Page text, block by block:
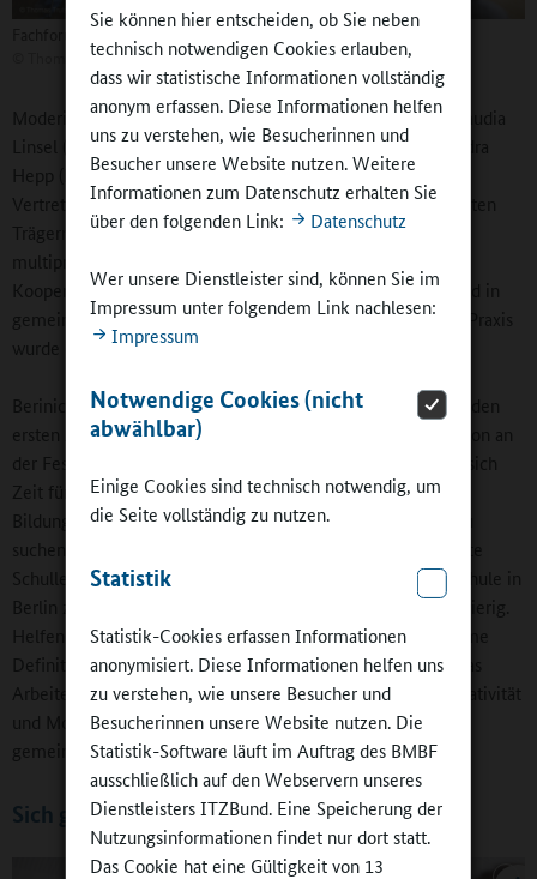
Sie können hier entscheiden, ob Sie neben
technisch notwendigen Cookies erlauben,
dass wir statistische Informationen vollständig
anonym erfassen. Diese Informationen helfen
uns zu verstehen, wie Besucherinnen und
Besucher unsere Website nutzen. Weitere
Informationen zum Datenschutz erhalten Sie
über den folgenden Link:
Datenschutz
Wer unsere Dienstleister sind, können Sie im
Impressum unter folgendem Link nachlesen:
Impressum
Notwendige Cookies (nicht
abwählbar)
Einige Cookies sind technisch notwendig, um
die Seite vollständig zu nutzen.
Statistik
Statistik-Cookies erfassen Informationen
anonymisiert. Diese Informationen helfen uns
zu verstehen, wie unsere Besucher und
Besucherinnen unsere Website nutzen. Die
Statistik-Software läuft im Auftrag des BMBF
ausschließlich auf den Webservern unseres
Dienstleisters ITZBund. Eine Speicherung der
Nutzungsinformationen findet nur dort statt.
Das Cookie hat eine Gültigkeit von 13
Fachforum mit Praxisbeispielen und Forschungsergebnissen
Thomas Trutschel/BMFSFJ/phototek.de
Moderiert von Dr. Judith Adamczyk (AWO) nahmen sich Claudia
Linsel (Deutscher Paritätischer Wohlfahrtsverband), Alexandra
Hepp (DRK) und Liane Muth (Deutscher Caritasverband) als
Vertreterinnen jener Verbände, die bundesweit zu den größten
Trägern von Ganztagsangeboten gehören, der Frage
multiprofessioneller Team- und Leitungsarbeit an. Die
Kooperationen seien noch zu wenig verbindlich geregelt und in
gemeinsamen Zielen abgestimmt, war ihre These. Aus der Praxis
wurde das bestätigt.
Berinice Gehrmann vom „Hort Feldmäuse“ in Potsdam: „In den
ersten Jahren scheiterte die Kooperation mit der Schule schon an
der Festlegung der Ziele.“ Sie ermunterte die Zuhörenden, sich
Zeit für die Entwicklung eines gemeinsamen
Bildungsverständnisses zu geben und nach Bindegliedern zu
suchen: „Bei uns war es das Thema Integration.“ Dem konnte
Schulleiter Stephan Wahner von der Carl-Humann-Grundschule in
Berlin zustimmen: „Solche Entwicklungsprozesse sind schwierig.
Helfen können dabei klare Teamstrukturen.“ Die gemeinsame
Definition von Zielen, Rollen und Aufgaben erleichterten das
Arbeiten. Beim Aufbau des Ganztags seien immer auch Kreativität
und Motivation gefragt. Und, wie Wahner ergänzte: „Die
gemeinsame Fortbildung ist wichtig.“
Sich gemeinsam fortbilden